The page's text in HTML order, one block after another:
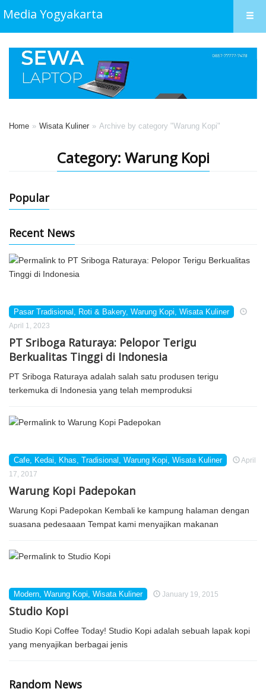
Media Yogyakarta
Home Wisata Kuliner Archive by category "Warung Kopi"
Category: Warung Kopi
Popular
Recent News
Pasar Tradisional , Roti & Bakery, Warung Kopi, Wisata Kuliner
April 1, 2023
PT Sriboga Raturaya: Pelopor Terigu
Berkualitas Tinggi di Indonesia
PT Sriboga Raturaya adalah salah satu produsen terigu
terkemuka di Indonesia yang telah memproduksi
Cafe, Kedai, Khas, Tradisional , Warung Kopi, Wisata Kuliner
April
17, 2017
Warung Kopi Padepokan
Warung Kopi Padepokan Kembali ke kampung halaman dengan
suasana pedesaaan Tempat kami menyajikan makanan
Modern, Warung Kopi, Wisata Kuliner January 19, 2015
Studio Kopi
Studio Kopi Coffee Today! Studio Kopi adalah sebuah lapak kopi
yang menyajikan berbagai jenis
Random News